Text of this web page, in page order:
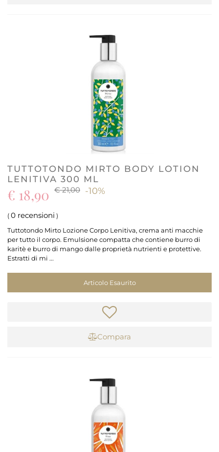
TUTTOTONDO MIRTO BODY LOTION
LENITIVA 300 ML
€ 21,00 -10%
€ 18,90
( 0 recensioni )
Tuttotondo Mirto Lozione Corpo Lenitiva, crema anti macchie
per tutto il corpo. Emulsione compatta che contiene burro di
karitè e burro di mango dalle proprietà nutrienti e protettive.
Estratti di mi ...
Articolo Esaurito
Compara